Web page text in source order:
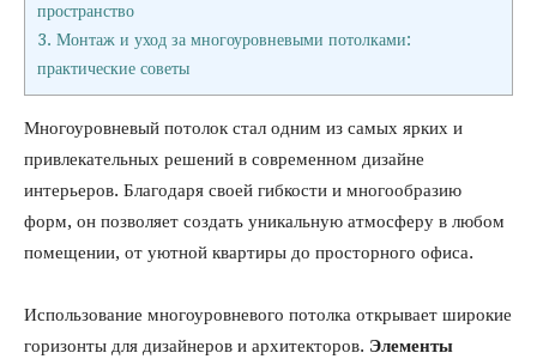
пространство
3. Монтаж и уход за многоуровневыми потолками:
практические советы
Многоуровневый потолок стал одним из самых ярких и
привлекательных решений в современном дизайне
интерьеров. Благодаря своей гибкости и многообразию
форм, он позволяет создать уникальную атмосферу в любом
помещении, от уютной квартиры до просторного офиса.
Использование многоуровневого потолка открывает широкие
горизонты для дизайнеров и архитекторов. Элементы